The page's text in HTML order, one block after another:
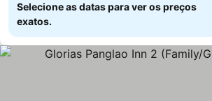
Selecione as datas para ver os preços
exatos.